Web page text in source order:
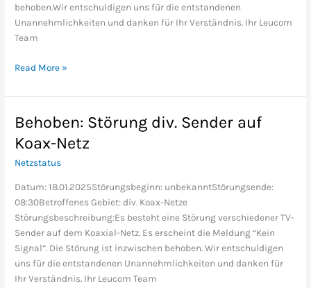
behoben.Wir entschuldigen uns für die entstandenen
Unannehmlichkeiten und danken für Ihr Verständnis. Ihr Leucom
Team
Read More »
Behoben: Störung div. Sender auf
Koax-Netz
Netzstatus
Datum: 18.01.2025Störungsbeginn: unbekanntStörungsende:
08:30Betroffenes Gebiet: div. Koax-Netze
Störungsbeschreibung:Es besteht eine Störung verschiedener TV-
Sender auf dem Koaxial-Netz. Es erscheint die Meldung “Kein
Signal”. Die Störung ist inzwischen behoben. Wir entschuldigen
uns für die entstandenen Unannehmlichkeiten und danken für
Ihr Verständnis. Ihr Leucom Team
Behoben:
div.
Sender